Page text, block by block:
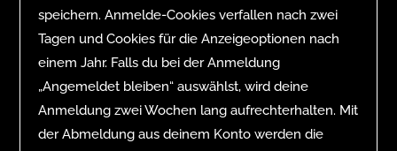
speichern. Anmelde-Cookies verfallen nach zwei
Tagen und Cookies für die Anzeigeoptionen nach
einem Jahr. Falls du bei der Anmeldung
„Angemeldet bleiben“ auswählst, wird deine
Anmeldung zwei Wochen lang aufrechterhalten. Mit
der Abmeldung aus deinem Konto werden die